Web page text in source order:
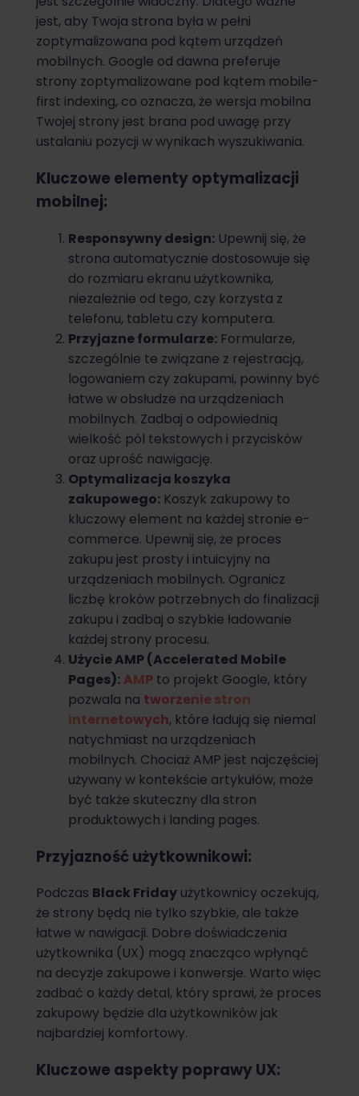
jest, aby Twoja strona była w pełni
zoptymalizowana pod kątem urządzeń
mobilnych. Google od dawna preferuje
strony zoptymalizowane pod kątem mobile-
first indexing, co oznacza, że wersja mobilna
Twojej strony jest brana pod uwagę przy
ustalaniu pozycji w wynikach wyszukiwania.
Kluczowe elementy optymalizacji
mobilnej:
Responsywny design: Upewnij się, że
strona automatycznie dostosowuje się
do rozmiaru ekranu użytkownika,
niezależnie od tego, czy korzysta z
telefonu, tabletu czy komputera.
Przyjazne formularze: Formularze,
szczególnie te związane z rejestracją,
logowaniem czy zakupami, powinny być
łatwe w obsłudze na urządzeniach
mobilnych. Zadbaj o odpowiednią
wielkość pól tekstowych i przycisków
oraz uprość nawigację.
Optymalizacja koszyka
zakupowego: Koszyk zakupowy to
kluczowy element na każdej stronie e-
commerce. Upewnij się, że proces
zakupu jest prosty i intuicyjny na
urządzeniach mobilnych. Ogranicz
liczbę kroków potrzebnych do finalizacji
zakupu i zadbaj o szybkie ładowanie
każdej strony procesu.
Użycie AMP (Accelerated Mobile
Pages):AMP to projekt Google, który
pozwala na tworzenie stron
internetowych, które ładują się niemal
natychmiast na urządzeniach
mobilnych. Chociaż AMP jest najczęściej
używany w kontekście artykułów, może
być także skuteczny dla stron
produktowych i landing pages.
Przyjazność użytkownikowi:
Podczas Black Friday użytkownicy oczekują,
że strony będą nie tylko szybkie, ale także
łatwe w nawigacji. Dobre doświadczenia
użytkownika (UX) mogą znacząco wpłynąć
na decyzje zakupowe i konwersje. Warto więc
zadbać o każdy detal, który sprawi, że proces
zakupowy będzie dla użytkowników jak
najbardziej komfortowy.
Kluczowe aspekty poprawy UX: